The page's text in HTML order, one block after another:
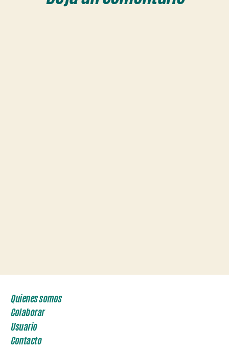
Quienes somos
Colaborar
Usuario
Contacto